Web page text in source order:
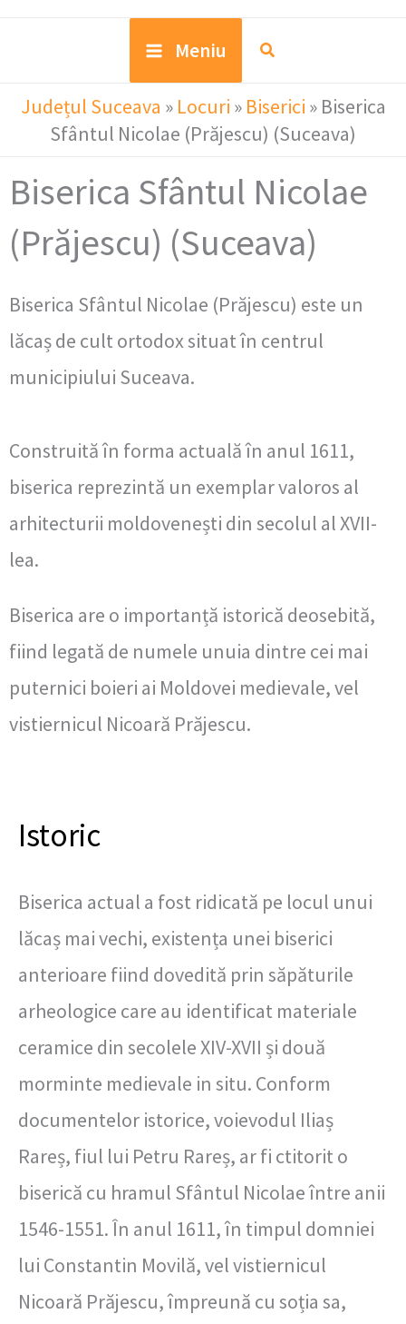
Meniu
Județul Suceava » Locuri » Biserici » Biserica
Sfântul Nicolae (Prăjescu) (Suceava)
Biserica Sfântul Nicolae
(Prăjescu) (Suceava)
Biserica Sfântul Nicolae (Prăjescu) este un
lăcaș de cult ortodox situat în centrul
municipiului Suceava.
Construită în forma actuală în anul 1611,
biserica reprezintă un exemplar valoros al
arhitecturii moldovenești din secolul al XVII-
lea.
Biserica are o importanță istorică deosebită,
fiind legată de numele unuia dintre cei mai
puternici boieri ai Moldovei medievale, vel
vistiernicul Nicoară Prăjescu.
Istoric
Biserica actual a fost ridicată pe locul unui
lăcaș mai vechi, existența unei biserici
anterioare fiind dovedită prin săpăturile
arheologice care au identificat materiale
ceramice din secolele XIV-XVII și două
morminte medievale in situ. Conform
documentelor istorice, voievodul Iliaș
Rareș, fiul lui Petru Rareș, ar fi ctitorit o
biserică cu hramul Sfântul Nicolae între anii
1546-1551. În anul 1611, în timpul domniei
lui Constantin Movilă, vel vistiernicul
Nicoară Prăjescu, împreună cu soția sa,